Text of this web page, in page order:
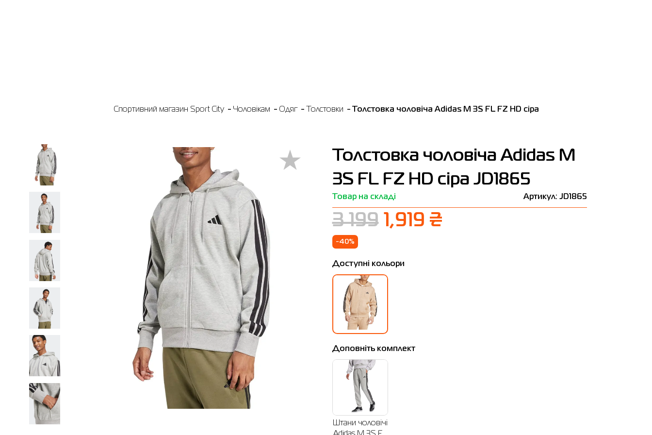
Спортивний магазин Sport City Чоловікам Одяг Толстовки Толстовка чоловіча Adidas M 3S FL FZ HD сіра
Толстовка чоловіча Adidas M
3S FL FZ HD сіра JD1865
Товар на складі Артикул: JD1865
3 199 1,919 ₴
-40%
Доступні кольори
Доповніть комплект
Штани чоловічі